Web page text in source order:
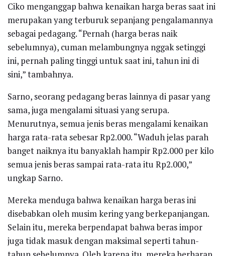
Ciko menganggap bahwa kenaikan harga beras saat ini
merupakan yang terburuk sepanjang pengalamannya
sebagai pedagang. “Pernah (harga beras naik
sebelumnya), cuman melambungnya nggak setinggi
ini, pernah paling tinggi untuk saat ini, tahun ini di
sini,” tambahnya.
Sarno, seorang pedagang beras lainnya di pasar yang
sama, juga mengalami situasi yang serupa.
Menurutnya, semua jenis beras mengalami kenaikan
harga rata-rata sebesar Rp2.000. “Waduh jelas parah
banget naiknya itu banyaklah hampir Rp2.000 per kilo
semua jenis beras sampai rata-rata itu Rp2.000,”
ungkap Sarno.
Mereka menduga bahwa kenaikan harga beras ini
disebabkan oleh musim kering yang berkepanjangan.
Selain itu, mereka berpendapat bahwa beras impor
juga tidak masuk dengan maksimal seperti tahun-